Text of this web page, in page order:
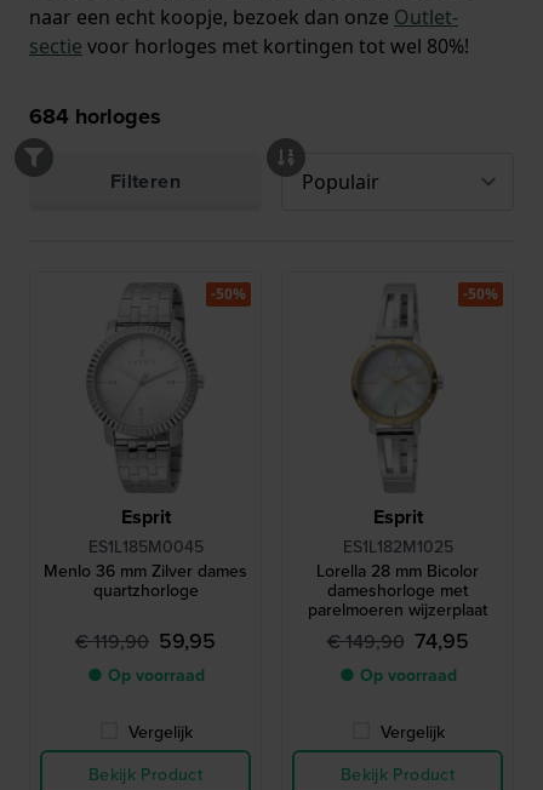
naar een echt koopje, bezoek dan onze Outlet-
sectie voor horloges met kortingen tot wel 80%!
684 horloges
Filteren
Esprit
ES1L185M0045
Menlo 36 mm Zilver dames
quartzhorloge
€ 119,90 59,95
● Op voorraad
Vergelijk
Bekijk Product
-50%
Esprit
ES1L182M1025
Lorella 28 mm Bicolor
dameshorloge met
parelmoeren wijzerplaat
€ 149,90 74,95
● Op voorraad
Vergelijk
Bekijk Product
-50%